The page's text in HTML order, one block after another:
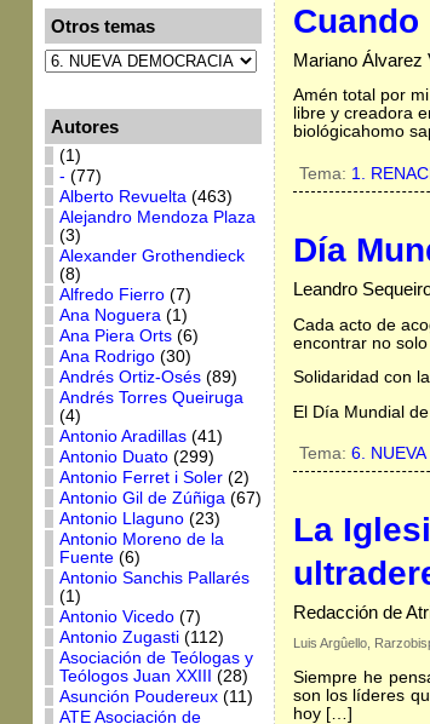
Otros temas
Autores
(1)
- (77)
Alberto Revuelta(463)
Alejandro Mendoza Plaza
(3)
Alexander Grothendieck
(8)
Alfredo Fierro(7)
Ana Noguera(1)
Ana Piera Orts(6)
Ana Rodrigo(30)
Andrés Ortiz-Osés(89)
Andrés Torres Queiruga
(4)
Antonio Aradillas(41)
Antonio Duato(299)
Antonio Ferret i Soler(2)
Antonio Gil de Zúñiga(67)
Antonio Llaguno(23)
Antonio Moreno de la
Fuente(6)
Antonio Sanchis Pallarés
(1)
Antonio Vicedo(7)
Antonio Zugasti(112)
Asociación de Teólogas y
Teólogos Juan XXIII
(28)
Asunción Poudereux(11)
ATE Asociación de
Mariano Álvarez
Amén total por
libre y creadora
biológicahomo
Tema: 1.
Día
Leandro
Cada acto de
encontrar no
Solidaridad con
El Día Mundial
Tema: 6.
La
Redacción de
Luis Argûello,
Siempre he
son los líderes
hoy […]